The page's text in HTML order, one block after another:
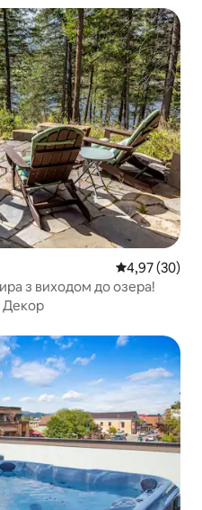
Середня
4,97 (30)
з виходом до озера!
Декор